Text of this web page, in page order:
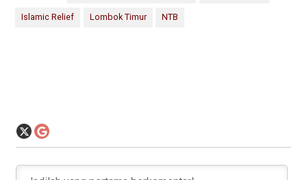
Islamic Relief Lombok Timur NTB